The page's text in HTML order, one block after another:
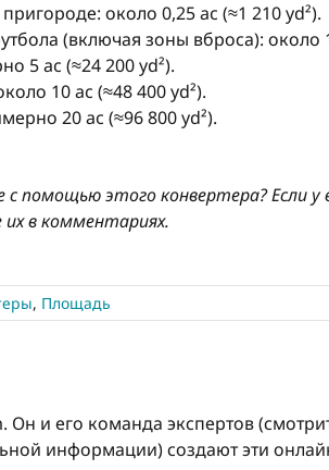
около 0,25 ac (≈1 210 yd²).
(включая зоны вброса): около
5 ac (≈24 200 yd²).
10 ac (≈48 400 yd²).
20 ac (≈96 800 yd²).
помощью этого конвертера? Если у
в комментариях.
, Площадь
Он и его команда экспертов
информации) создают эти